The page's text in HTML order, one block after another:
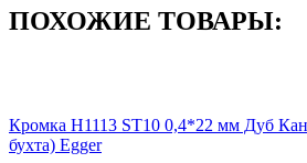
ПОХОЖИЕ ТОВАРЫ:
Кромка H1113 ST10 0,4*22 мм Дуб
бухта) Egger